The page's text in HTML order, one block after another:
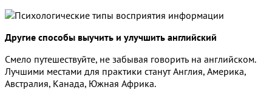
Другие способы выучить и улучшить английский
Смело путешествуйте, не забывая говорить на английском.
Лучшими местами для практики станут Англия, Америка,
Австралия, Канада, Южная Африка.